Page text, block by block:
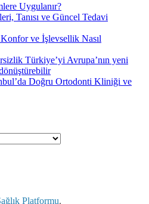
Uygulanır?
Tanısı ve Güncel Tedavi
ve İşlevsellik Nasıl
Türkiye’yi Avrupa’nın yeni
Doğru Ortodonti Kliniği ve
Platformu.